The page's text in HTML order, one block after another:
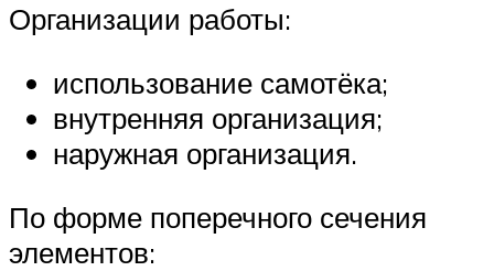
Организации работы:
использование самотёка;
внутренняя организация;
наружная организация.
По форме поперечного сечения
элементов: